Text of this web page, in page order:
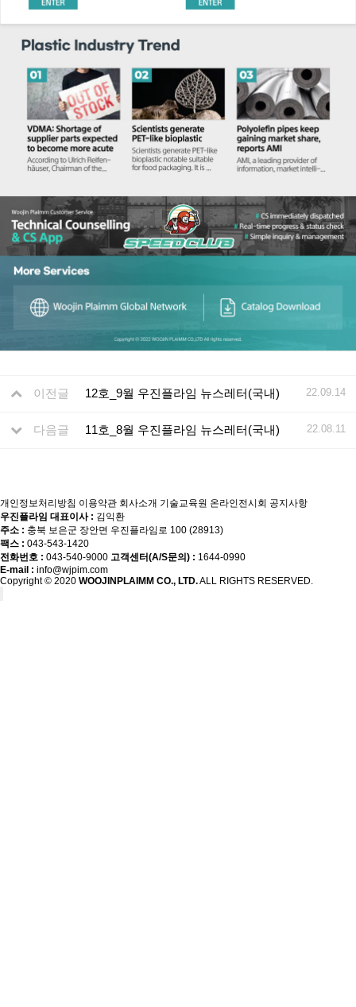
이전글 12호_9월 우진플라임 뉴스레터(국내) 22.09.14
다음글 11호_8월 우진플라임 뉴스레터(국내) 22.08.11
개인정보처리방침 이용약관 회사소개 기술교육원 온라인전시회 공지사항
우진플라임 대표이사 : 김익환
주소 : 충북 보은군 장안면 우진플라임로 100 (28913)
팩스 : 043-543-1420
전화번호 : 043-540-9000 고객센터(A/S문의) : 1644-0990
E-mail : info@wjpim.com
Copyright © 2020 WOOJINPLAIMM CO., LTD.ALL RIGHTS RESERVED.